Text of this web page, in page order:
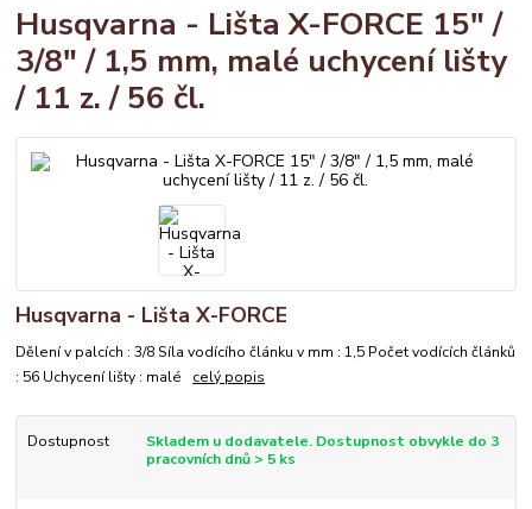
Husqvarna - Lišta X-FORCE 15" /
3/8" / 1,5 mm, malé uchycení lišty
/ 11 z. / 56 čl.
Husqvarna - Lišta X-FORCE
Dělení v palcích : 3/8 Síla vodícího článku v mm : 1,5 Počet vodících článků
: 56 Uchycení lišty : malé celý popis
Dostupnost
Skladem u dodavatele. Dostupnost obvykle do 3
pracovních dnů > 5 ks